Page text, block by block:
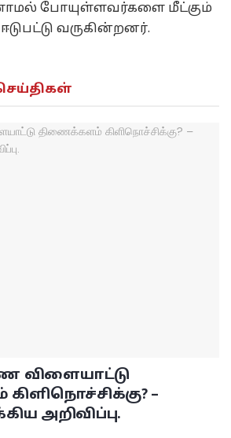
போயுள்ளவர்களை மீட்கும்
வருகின்றனர்.
விளையாட்டு
–
அறிவிப்பு.